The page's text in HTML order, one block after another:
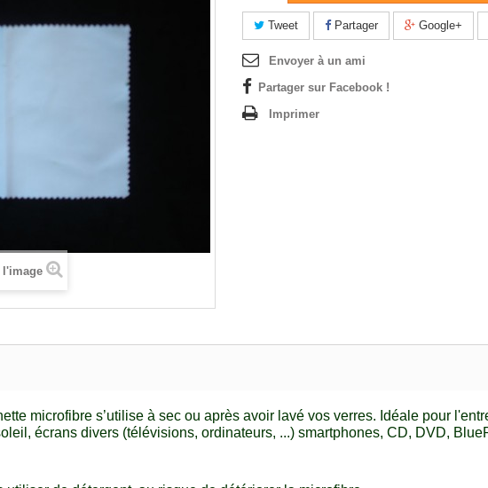
Tweet Partager Google+
Envoyer à un ami
Partager sur Facebook !
Imprimer
microfibre s’utilise à sec ou après avoir lavé vos verres. Idéale pour
écrans divers (télévisions, ordinateurs, ...) smartphones, CD, DVD,